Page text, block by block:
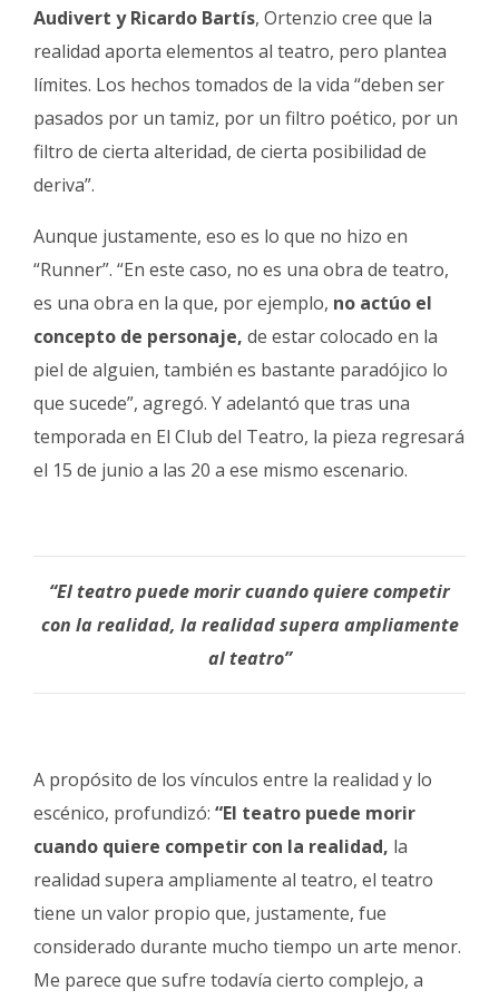
Audivert y Ricardo Bartís, Ortenzio cree que la
realidad aporta elementos al teatro, pero plantea
límites. Los hechos tomados de la vida “deben ser
pasados por un tamiz, por un filtro poético, por un
filtro de cierta alteridad, de cierta posibilidad de
deriva”.
Aunque justamente, eso es lo que no hizo en
“Runner”. “En este caso, no es una obra de teatro,
es una obra en la que, por ejemplo, no actúo el
concepto de personaje, de estar colocado en la
piel de alguien, también es bastante paradójico lo
que sucede”, agregó. Y adelantó que tras una
temporada en El Club del Teatro, la pieza regresará
el 15 de junio a las 20 a ese mismo escenario.
“El teatro puede morir cuando quiere competir
con la realidad, la realidad supera ampliamente
al teatro”
A propósito de los vínculos entre la realidad y lo
escénico, profundizó: “El teatro puede morir
cuando quiere competir con la realidad, la
realidad supera ampliamente al teatro, el teatro
tiene un valor propio que, justamente, fue
considerado durante mucho tiempo un arte menor.
Me parece que sufre todavía cierto complejo, a